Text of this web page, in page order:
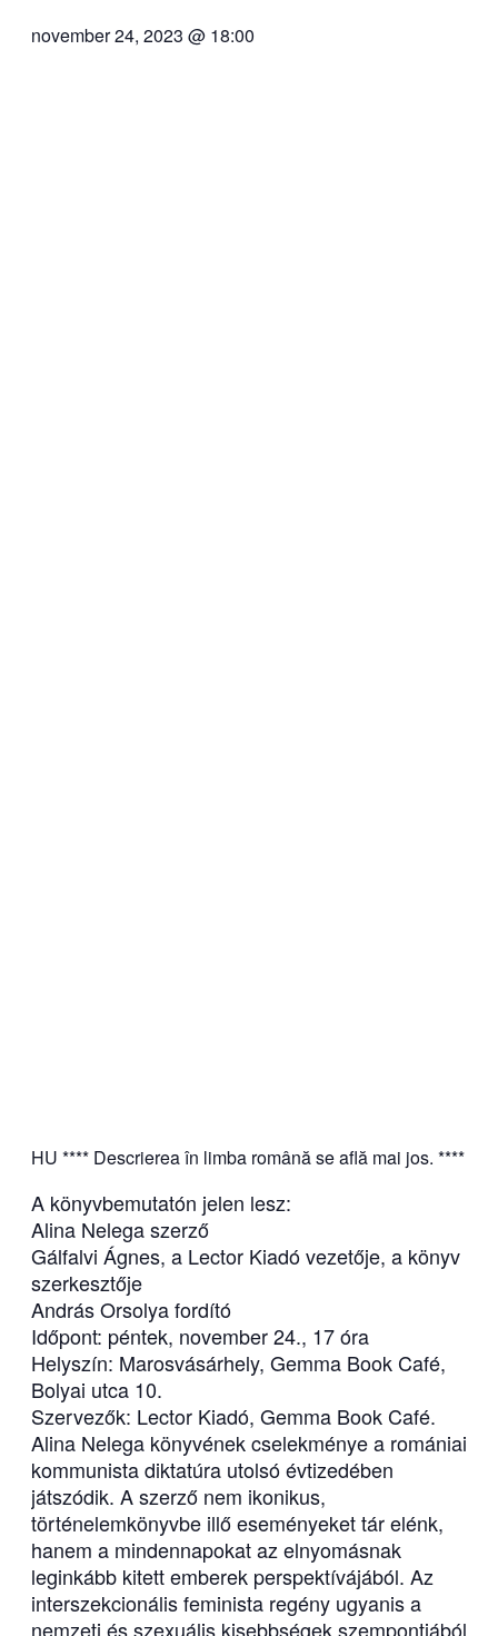
november 24, 2023 @ 18:00
HU **** Descrierea în limba română se află mai jos. ****
A könyvbemutatón jelen lesz:
Alina Nelega szerző
Gálfalvi Ágnes, a Lector Kiadó vezetője, a könyv
szerkesztője
András Orsolya fordító
Időpont: péntek, november 24., 17 óra
Helyszín: Marosvásárhely, Gemma Book Café,
Bolyai utca 10.
Szervezők: Lector Kiadó, Gemma Book Café.
Alina Nelega könyvének cselekménye a romániai
kommunista diktatúra utolsó évtizedében
játszódik. A szerző nem ikonikus,
történelemkönyvbe illő eseményeket tár elénk,
hanem a mindennapokat az elnyomásnak
leginkább kitett emberek perspektívájából. Az
interszekcionális feminista regény ugyanis a
nemzeti és szexuális kisebbségek szempontjából